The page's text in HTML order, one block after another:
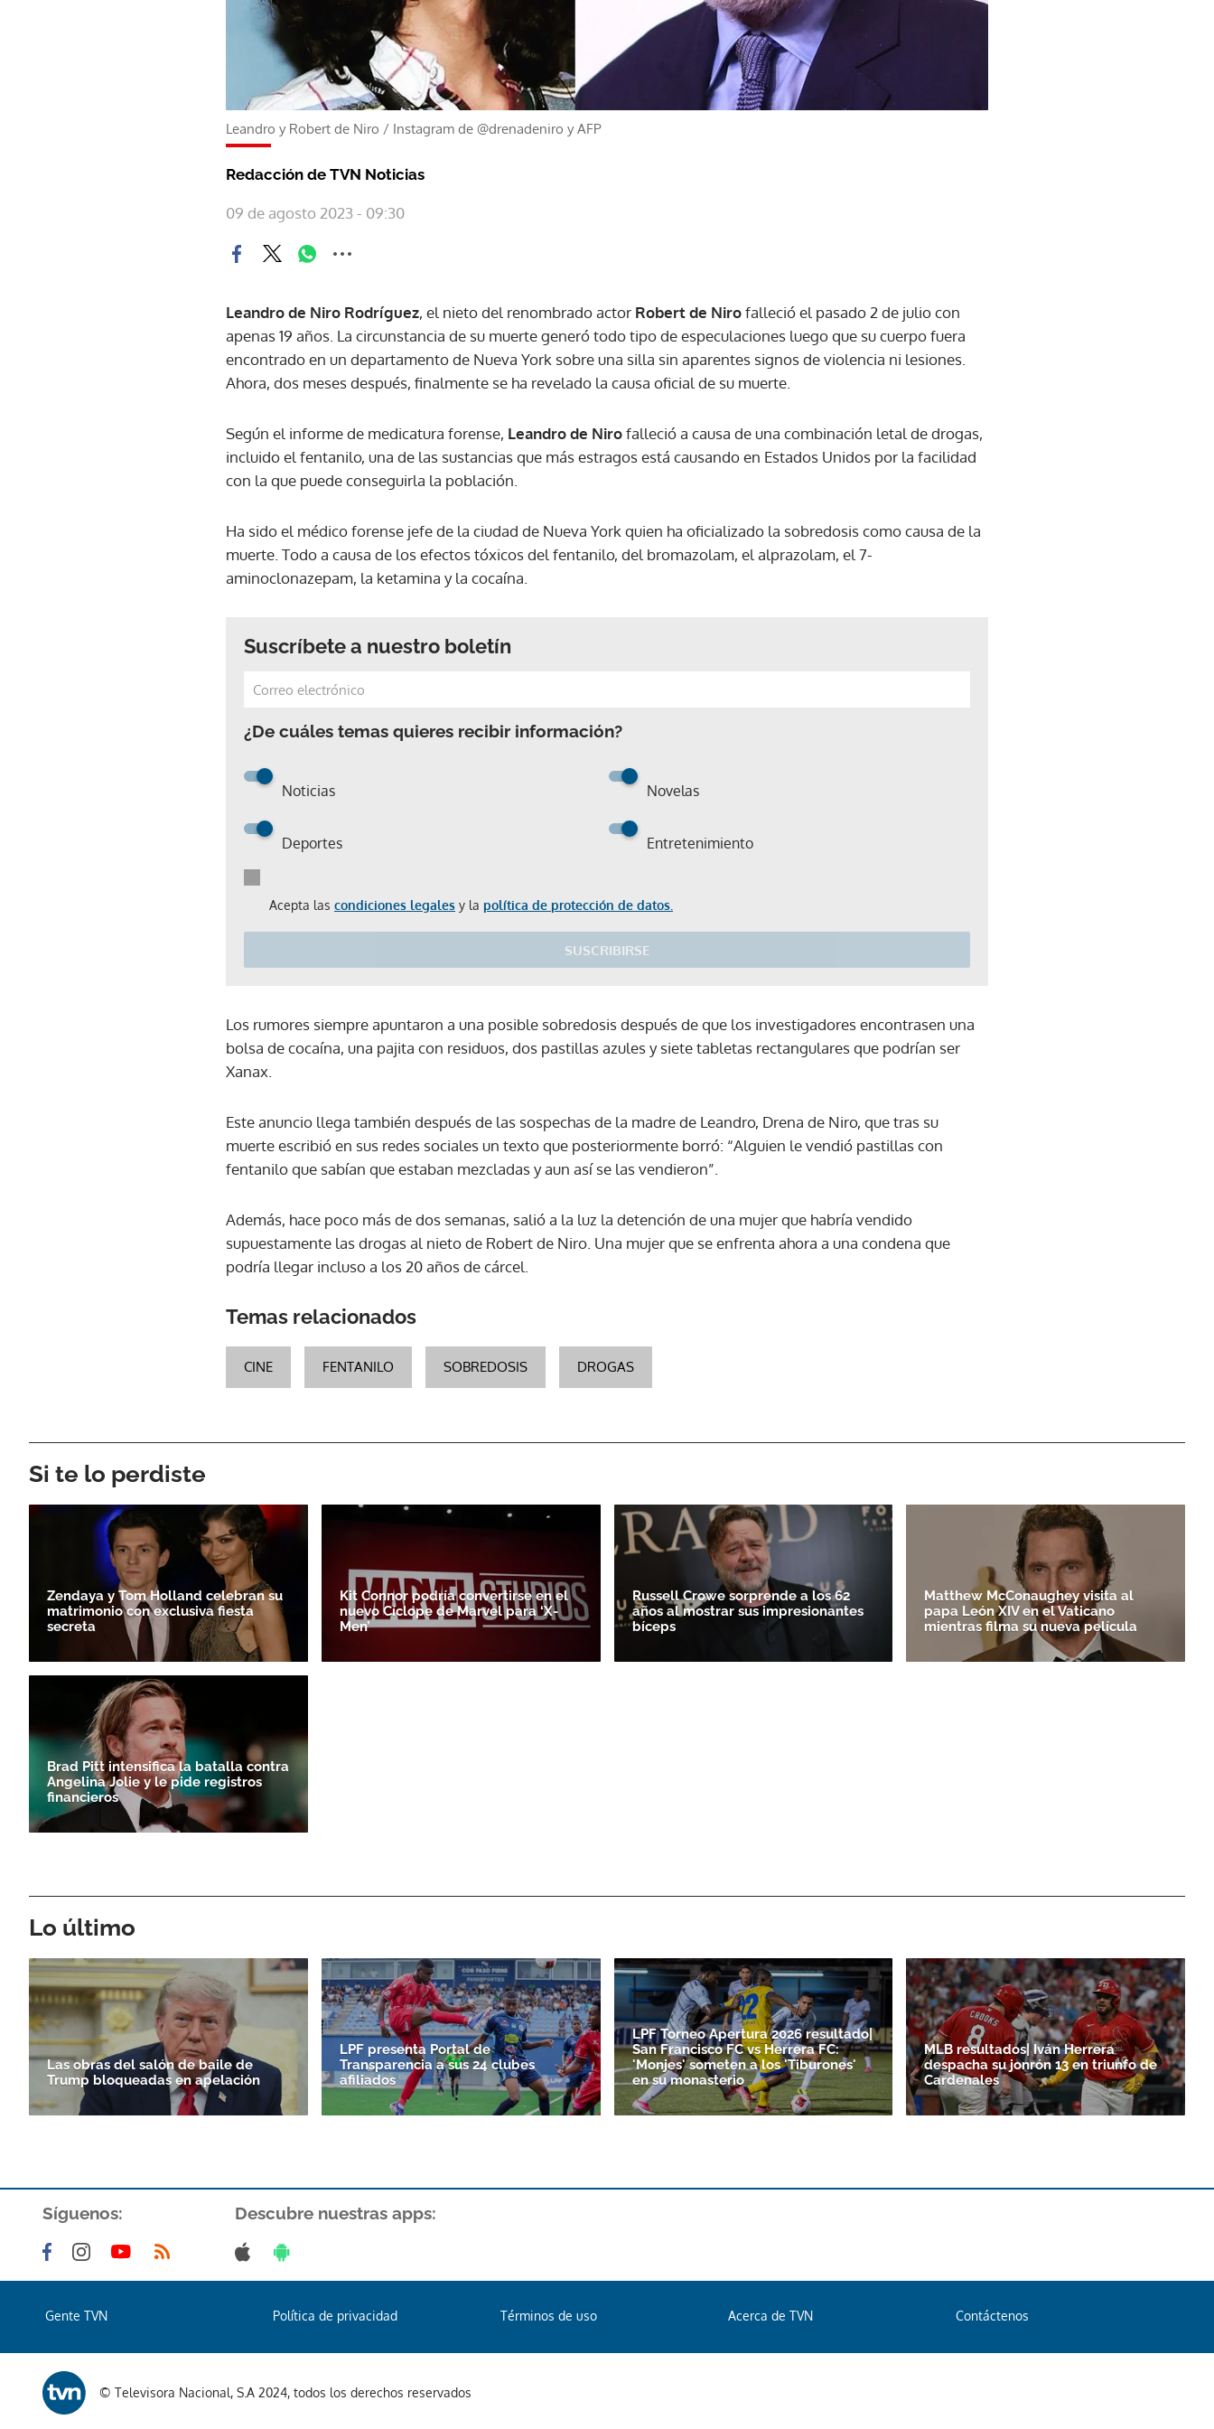
Leandro y Robert de Niro / Instagram de @drenadeniro y AFP
Redacción de TVN Noticias
09 de agosto 2023 - 09:30
Leandro de Niro Rodríguez, el nieto del renombrado actor Robert de Nirofalleció el pasado 2 de julio con
apenas 19 años. La circunstancia de su muerte generó todo tipo de especulaciones luego que su cuerpo fuera
encontrado en un departamento de Nueva York sobre una silla sin aparentes signos de violencia ni lesiones.
Ahora, dos meses después, finalmente se ha revelado la causa oficial de su muerte.
Según el informe de medicatura forense, Leandro de Nirofalleció a causa de una combinación letal de drogas,
incluido el fentanilo, una de las sustancias que más estragos está causando en Estados Unidos por la facilidad
con la que puede conseguirla la población.
Ha sido el médico forense jefe de la ciudad de Nueva York quien ha oficializado la sobredosis como causa de la
muerte. Todo a causa de los efectos tóxicos del fentanilo, del bromazolam, el alprazolam, el 7-
aminoclonazepam, la ketamina y la cocaína.
Suscríbete a nuestro boletín
¿De cuáles temas quieres recibir información?
Noticias Novelas
Deportes Entretenimiento
Acepta las condiciones legales y la política de protección de datos.
SUSCRIBIRSE
Los rumores siempre apuntaron a una posible sobredosis después de que los investigadores encontrasen una
bolsa de cocaína, una pajita con residuos, dos pastillas azules y siete tabletas rectangulares que podrían ser
Xanax.
Este anuncio llega también después de las sospechas de la madre de Leandro, Drena de Niro, que tras su
muerte escribió en sus redes sociales un texto que posteriormente borró: “Alguien le vendió pastillas con
fentanilo que sabían que estaban mezcladas y aun así se las vendieron”.
Además, hace poco más de dos semanas, salió a la luz la detención de una mujer que habría vendido
supuestamente las drogas al nieto de Robert de Niro. Una mujer que se enfrenta ahora a una condena que
podría llegar incluso a los 20 años de cárcel.
Temas relacionados
CINE FENTANILO SOBREDOSIS DROGAS
Si te lo perdiste
Zendaya y Tom Holland celebran su
matrimonio con exclusiva fiesta
secreta
Kit Connor podría convertirse en el
nuevo Cíclope de Marvel para ‘X-
Men’
Russell Crowe sorprende a los 62
años al mostrar sus impresionantes
bíceps
Matthew McConaughey visita al
papa León XIV en el Vaticano
mientras filma su nueva película
Brad Pitt intensifica la batalla contra
Angelina Jolie y le pide registros
financieros
Lo último
Las obras del salón de baile de
Trump bloqueadas en apelación
LPF presenta Portal de
Transparencia a sus 24 clubes
afiliados
LPF Torneo Apertura 2026 resultado|
San Francisco FC vs Herrera FC:
'Monjes' someten a los 'Tiburones'
en su monasterio
MLB resultados| Iván Herrera
despacha su jonrón 13 en triunfo de
Cardenales
Síguenos: Descubre nuestras apps:
Gente TVN Política de privacidad Términos de uso Acerca de TVN Contáctenos
© Televisora Nacional, S.A 2024, todos los derechos reservados